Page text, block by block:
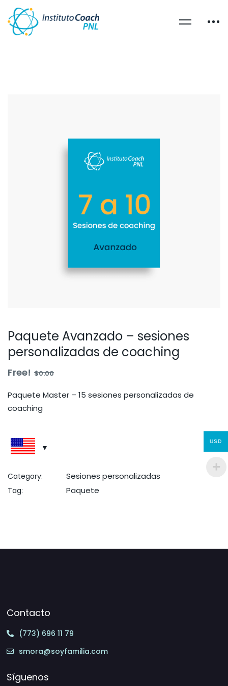
Paquete Avanzado – sesiones
personalizadas de coaching
Free! $0.00
Paquete Master – 15 sesiones personalizadas de
coaching
Category: Sesiones personalizadas
Tag: Paquete
Contacto
(773) 696 11 79
smora@soyfamilia.com
Síguenos
USD